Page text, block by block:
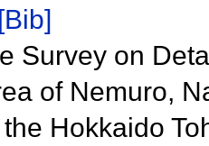
[Bib]
Survey on
of Nemuro,
Hokkaido